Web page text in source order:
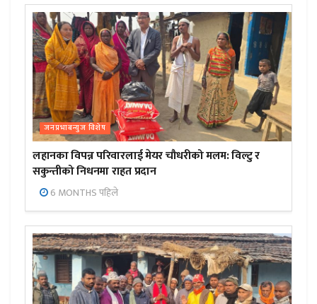
जनप्रभाबन्युज विशेष
लहानका विपन्न परिवारलाई मेयर चौधरीको मलम: विल्टु र
सकुन्तीको निधनमा राहत प्रदान
6 MONTHS पहिले